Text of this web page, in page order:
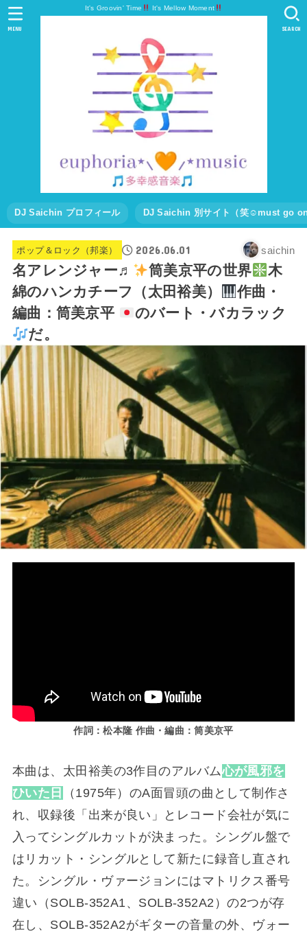
It's Groovin' Time It's Mellow Moment
DJ Saichin プロフィール DJ Saichin 別サイト（笑☺must go
SEARCH
MENU
ポップ＆ロック（邦楽） 2026.06.01 saichin
名アレンジャー♬ 筒美京平の世界
木
綿のハンカチーフ（太田裕美）
作曲・
編曲：筒美京平
のバート・バカラック
だ。
作詞：松本隆 作曲 ・編曲：筒美京平
本曲は、太田裕美の3作目のアルバム心が風邪を
ひいた日
（1975年）のA面冒頭の曲として制作さ
れ、収録後「出来が良い」とレコード会社が気に
入ってシングルカットが決まった。シングル盤で
はリカット・シングルとして新たに録音し直され
た。シングル・ヴァージョンにはマトリクス番号
違い（SOLB-352A1、SOLB-352A2）の2つが存
在し、SOLB-352A2がギターの音量の外、ヴォー